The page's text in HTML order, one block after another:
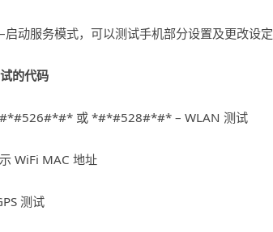
动服务模式，可以测试手机部分设置及更改设定
的代码
或 *#*#528#*#* – WLAN 测试
WiFi MAC 地址
测试